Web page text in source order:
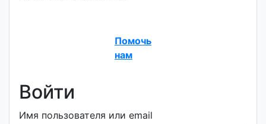
Помочь
нам
Войти
Имя пользователя или email